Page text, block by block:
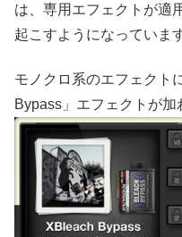
は、専用エフェクトが適
起こすようになっていま
モノクロ系のエフェクト
Bypass」エフェクトが加